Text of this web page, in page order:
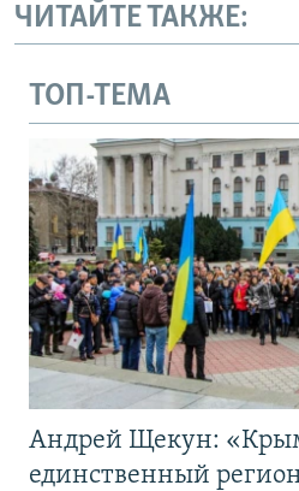
ЧИТАЙТЕ ТАКЖЕ:
ТОП-ТЕМА
Андрей Щекун:
единственный